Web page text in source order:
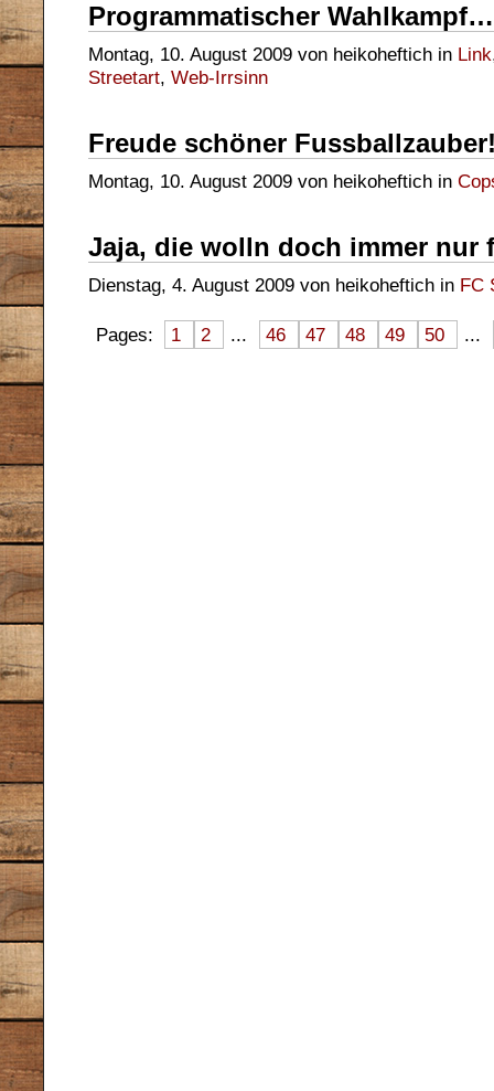
Programmatischer Wahlkampf…
Montag, 10. August 2009 von heikoheftich in Link
Streetart, Web-Irrsinn
Freude schöner
Montag, 10. August 2009 von heikoheftich in
Jaja, die wolln doch immer
Dienstag, 4. August 2009 von heikoheftich in FC
Pages: 1 2 ... 46 47 48 49 50 ...